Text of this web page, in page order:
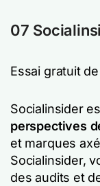
07
Essai gratuit
Socialinsider
perspectives
et marques
Socialinsider,
des audits et